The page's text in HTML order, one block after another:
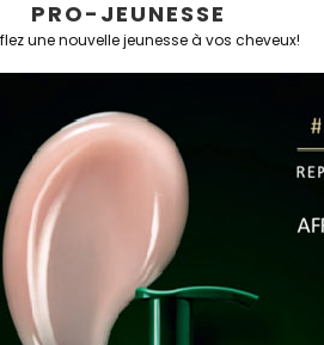
PRO-JEUNESSE
une nouvelle jeunesse à vos cheveux!